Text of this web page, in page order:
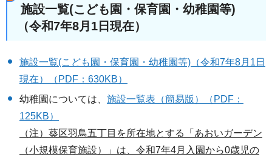
施設一覧(こども園・保育園・幼稚園等)
（令和7年8月1日現在）
施設一覧(こども園・保育園・幼稚園等)（令和7年8月1日
現在）（PDF：630KB）
幼稚園については、 施設一覧表（簡易版）（PDF：
125KB）
（注）葵区羽鳥五丁目を所在地とする「あおいガーデン
（小規模保育施設）」は、令和7年4月入園から0歳児の